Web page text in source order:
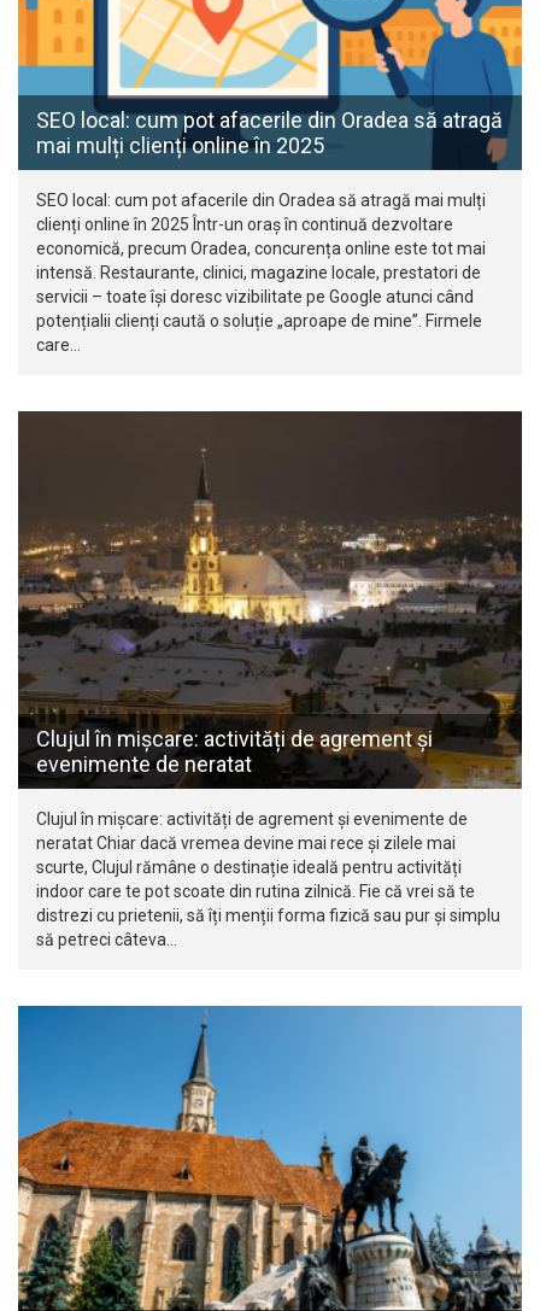
SEO local: cum pot afacerile din Oradea să atragă
mai mulți clienți online în 2025
SEO local: cum pot afacerile din Oradea să atragă mai mulți
clienți online în 2025 Într-un oraș în continuă dezvoltare
economică, precum Oradea, concurența online este tot mai
intensă. Restaurante, clinici, magazine locale, prestatori de
servicii – toate își doresc vizibilitate pe Google atunci când
potențialii clienți caută o soluție „aproape de mine”. Firmele
care…
Clujul în mișcare: activități de agrement și
evenimente de neratat
Clujul în mișcare: activități de agrement și evenimente de
neratat Chiar dacă vremea devine mai rece și zilele mai
scurte, Clujul rămâne o destinație ideală pentru activități
indoor care te pot scoate din rutina zilnică. Fie că vrei să te
distrezi cu prietenii, să îți menții forma fizică sau pur și simplu
să petreci câteva…